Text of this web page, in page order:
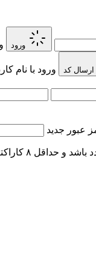
ورود
ارسال کد ورود با نام
عبور جدید
داشته باشد.